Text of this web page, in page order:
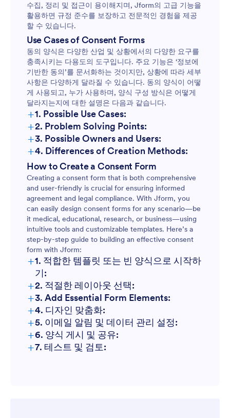
수집, 정리 및 접근이 용이해지며, Jform의 고급 기능을
활용하면 규정 준수를 보장하고 전문적인 경험을 제공
할 수 있습니다.
Use Cases of Consent Forms
동의 양식은 다양한 산업 및 상황에서의 다양한 요구를
충족시키는 다용도의 도구입니다. 주요 기능은 ‘정보에
기반한 동의’를 문서화하는 것이지만, 상황에 따라 세부
사항은 다양하게 달라질 수 있습니다. 동의 양식이 어떻
게 사용되고, 누가 사용하며, 양식 구성 방식은 어떻게
달라지는지에 대한 설명은 다음과 같습니다.
+1. Possible Use Cases:
Medical and healthcare:
Research:
Education:
Photography and media:
Business and HR:
Event management:
+2. Problem Solving Points:
+3. Possible Owners and Users:
+4. Differences of Creation Methods:
How to Create a Consent Form
Creating a consent form that is both comprehensive
and user-friendly is crucial for ensuring informed
agreement and legal compliance. With Jform, you
can easily design consent forms for any scenario—be
it medical, educational, research, or business—using
intuitive tools and customizable templates. Here’s a
step-by-step guide to building an effective consent
form with Jform:
+1. 적합한 템플릿 또는 빈 양식으로 시작하
기:
+2. 적절한 레이아웃 선택:
+3. Add Essential Form Elements:
+4. 디자인 맞춤화:
+5. 이메일 알림 및 데이터 관리 설정:
+6. 양식 게시 및 공유:
+7. 테스트 및 검토: